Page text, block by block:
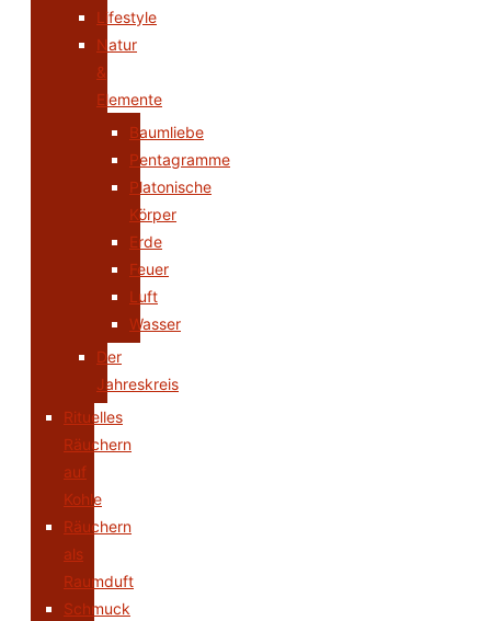
Lifestyle
Natur
&
Elemente
Baumliebe
Pentagramme
Platonische
Körper
Erde
Feuer
Luft
Wasser
Der
Jahreskreis
Rituelles
Räuchern
auf
Kohle
Räuchern
als
Raumduft
Schmuck